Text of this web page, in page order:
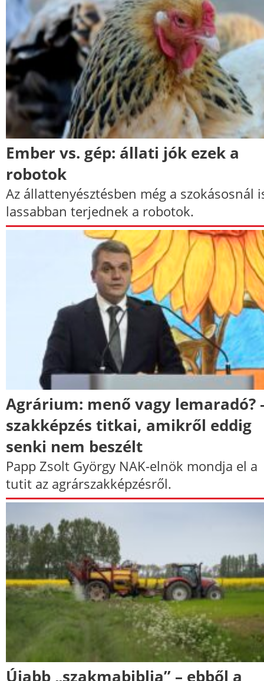
Ember vs. gép: állati jók ezek a
robotok
Az állattenyésztésben még a szokásosnál
lassabban terjednek a robotok.
Agrárium: menő vagy lemaradó?
szakképzés titkai, amikről eddig
senki nem beszélt
Papp Zsolt György NAK-elnök mondja el a
tutit az agrárszakképzésről.
Újabb „szakmabiblia” – ebből a